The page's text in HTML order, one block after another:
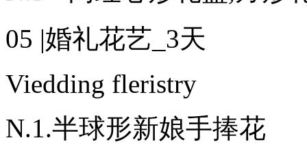
05 |婚礼花艺_3天
Viedding fleristry
N.1.半球形新娘手捧花